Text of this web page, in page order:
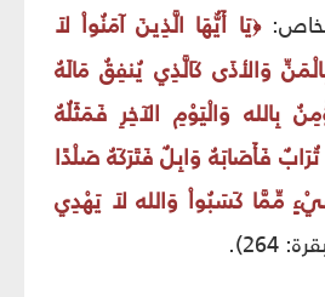
﴿يَا أَيُّهَا الَّذِينَ آمَنُواْ لاَ
وَالأذَى كَالَّذِي يُنفِقُ مَالَهُ
بِالله وَالْيَوْمِ الآخِرِ فَمَثَلُهُ
فَأَصَابَهُ وَابِلٌ فَتَرَكَهُ صَلْدًا
مِّمَّا كَسَبُواْ وَالله لاَ يَهْدِي
264).